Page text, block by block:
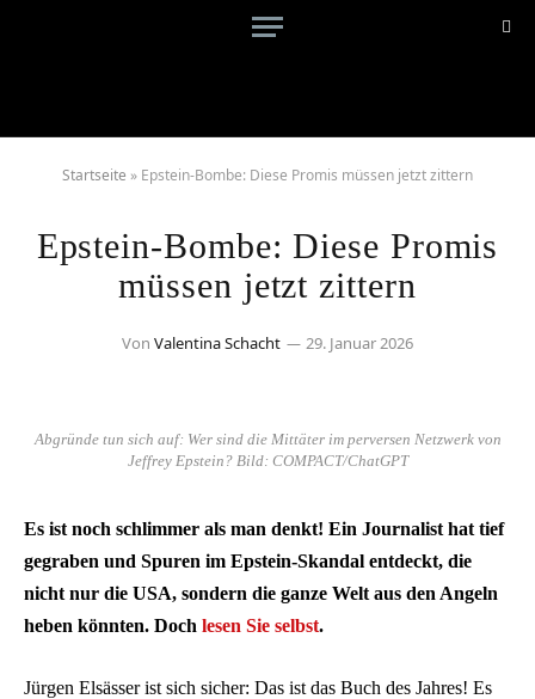
Startseite » Epstein-Bombe: Diese Promis müssen jetzt zittern
Epstein-Bombe: Diese Promis
müssen jetzt zittern
Von Valentina Schacht 29. Januar 2026
Abgründe tun sich auf: Wer sind die Mittäter im perversen Netzwerk von
Jeffrey Epstein? Bild: COMPACT/ChatGPT
Es ist noch schlimmer als man denkt! Ein Journalist hat tief
gegraben und Spuren im Epstein-Skandal entdeckt, die
nicht nur die USA, sondern die ganze Welt aus den Angeln
heben könnten. Doch lesen Sie selbst.
Jürgen Elsässer ist sich sicher: Das ist das Buch des Jahres! Es